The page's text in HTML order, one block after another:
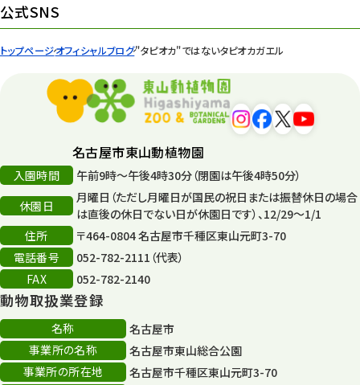
トップページオフィシャルブログ"タピオカ"ではないタピオカガエル
遊園地 6
平和公園
再生
再生フォーラム 14
80周年
その他
その他イベント
スカイタワー
年末年始のイベント
公式SNS
名古屋市東山動植物園
入園時間
午前9時～午後4時30分（閉園は午後4時50分）
休園日
月曜日（ただし月曜日が国民の祝日または振替休日の場合
は直後の休日でない日が休園日です）、12/29～1/1
住所
〒464-0804 名古屋市千種区東山元町3-70
電話番号
052-782-2111（代表）
FAX
052-782-2140
動物取扱業登録
名称
名古屋市
事業所の名称
名古屋市東山総合公園
事業所の所在地
名古屋市千種区東山元町3-70